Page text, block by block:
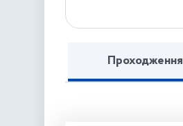
Проходження